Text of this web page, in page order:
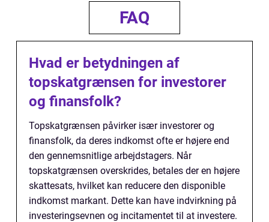
FAQ
Hvad er betydningen af
topskatgrænsen for investorer
og finansfolk?
Topskatgrænsen påvirker især investorer og
finansfolk, da deres indkomst ofte er højere end
den gennemsnitlige arbejdstagers. Når
topskatgrænsen overskrides, betales der en højere
skattesats, hvilket kan reducere den disponible
indkomst markant. Dette kan have indvirkning på
investeringsevnen og incitamentet til at investere.